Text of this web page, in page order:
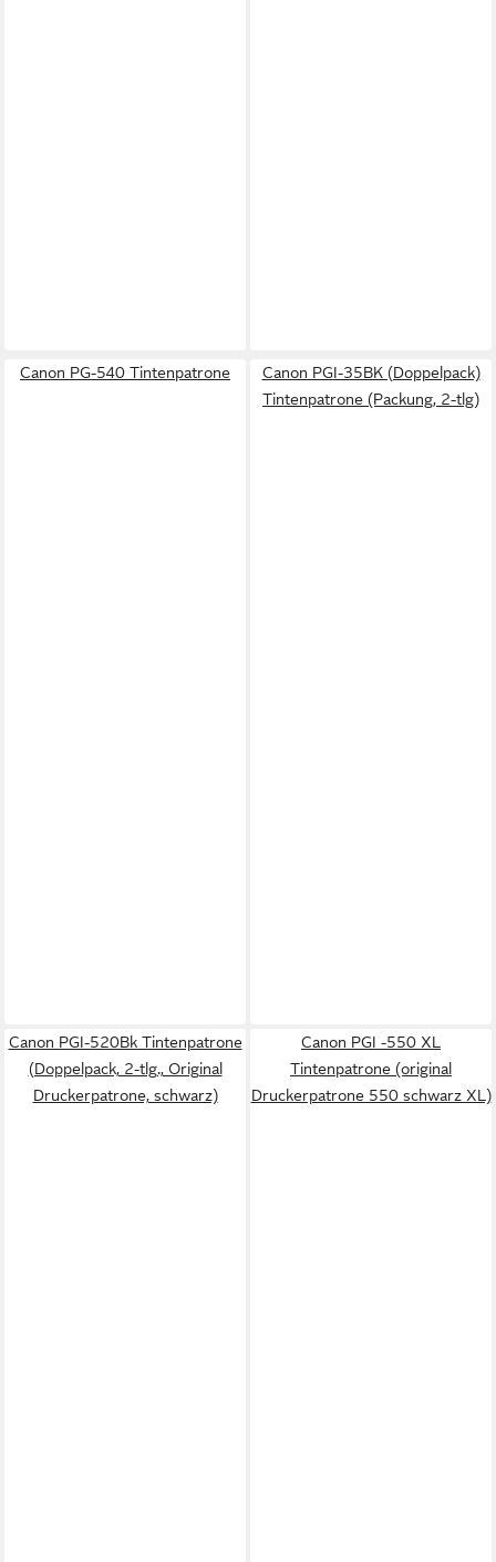
Canon PG-540 Tintenpatrone
Canon PGI-35BK (Doppelpack)
Tintenpatrone (Packung, 2-tlg)
Canon PGI-520Bk Tintenpatrone
(Doppelpack, 2-tlg., Original
Druckerpatrone, schwarz)
Canon PGI -550 XL
Tintenpatrone (original
Druckerpatrone 550 schwarz XL)